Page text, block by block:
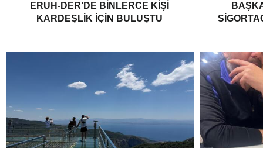
ERUH-DER’DE BINLERCE KIŞI
KARDEŞLIK İÇIN BULUŞTU